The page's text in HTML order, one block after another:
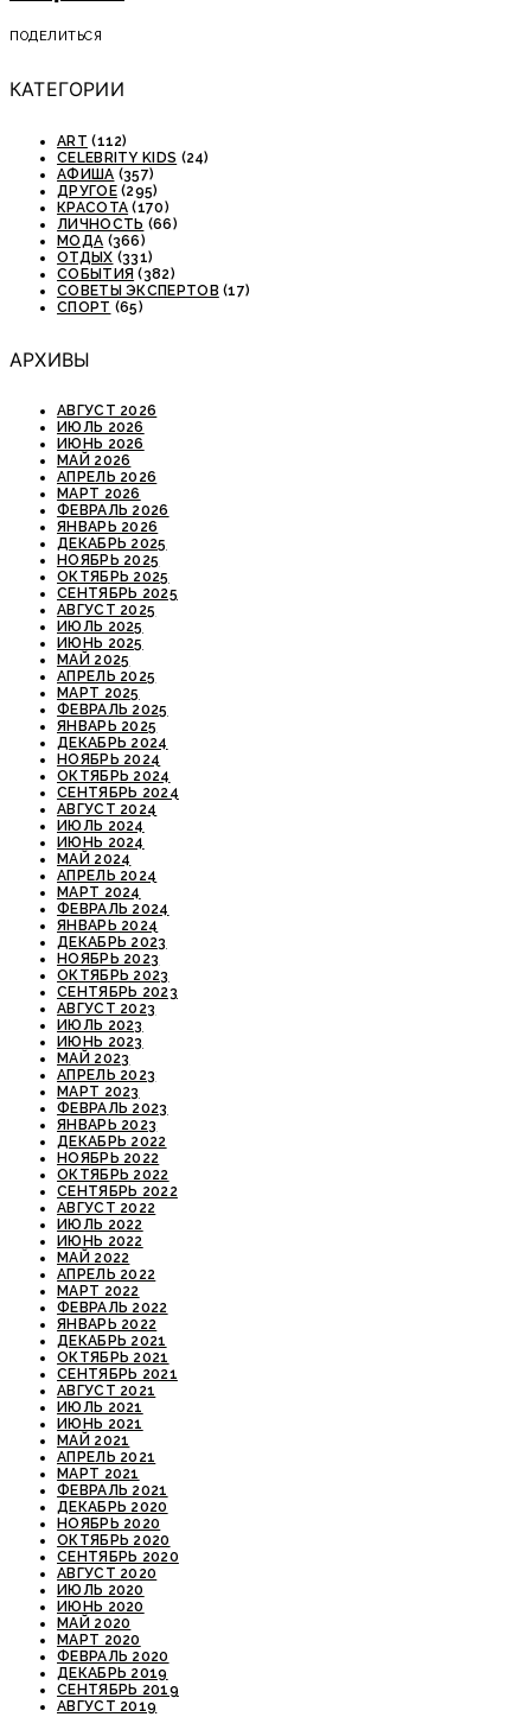
ПОДЕЛИТЬСЯ
КАТЕГОРИИ
ART (112)
CELEBRITY KIDS (24)
АФИША (357)
ДРУГОЕ(295)
КРАСОТА (170)
ЛИЧНОСТЬ (66)
МОДА (366)
ОТДЫХ (331)
СОБЫТИЯ (382)
СОВЕТЫ ЭКСПЕРТОВ (17)
СПОРТ (65)
АРХИВЫ
АВГУСТ 2026
ИЮЛЬ 2026
ИЮНЬ 2026
МАЙ 2026
АПРЕЛЬ 2026
МАРТ 2026
ФЕВРАЛЬ 2026
ЯНВАРЬ 2026
ДЕКАБРЬ 2025
НОЯБРЬ 2025
ОКТЯБРЬ 2025
СЕНТЯБРЬ 2025
АВГУСТ 2025
ИЮЛЬ 2025
ИЮНЬ 2025
МАЙ 2025
АПРЕЛЬ 2025
МАРТ 2025
ФЕВРАЛЬ 2025
ЯНВАРЬ 2025
ДЕКАБРЬ 2024
НОЯБРЬ 2024
ОКТЯБРЬ 2024
СЕНТЯБРЬ 2024
АВГУСТ 2024
ИЮЛЬ 2024
ИЮНЬ 2024
МАЙ 2024
АПРЕЛЬ 2024
МАРТ 2024
ФЕВРАЛЬ 2024
ЯНВАРЬ 2024
ДЕКАБРЬ 2023
НОЯБРЬ 2023
ОКТЯБРЬ 2023
СЕНТЯБРЬ 2023
АВГУСТ 2023
ИЮЛЬ 2023
ИЮНЬ 2023
МАЙ 2023
АПРЕЛЬ 2023
МАРТ 2023
ФЕВРАЛЬ 2023
ЯНВАРЬ 2023
ДЕКАБРЬ 2022
НОЯБРЬ 2022
ОКТЯБРЬ 2022
СЕНТЯБРЬ 2022
АВГУСТ 2022
ИЮЛЬ 2022
ИЮНЬ 2022
МАЙ 2022
АПРЕЛЬ 2022
МАРТ 2022
ФЕВРАЛЬ 2022
ЯНВАРЬ 2022
ДЕКАБРЬ 2021
ОКТЯБРЬ 2021
СЕНТЯБРЬ 2021
АВГУСТ 2021
ИЮЛЬ 2021
ИЮНЬ 2021
МАЙ 2021
АПРЕЛЬ 2021
МАРТ 2021
ФЕВРАЛЬ 2021
ДЕКАБРЬ 2020
НОЯБРЬ 2020
ОКТЯБРЬ 2020
СЕНТЯБРЬ 2020
АВГУСТ 2020
ИЮЛЬ 2020
ИЮНЬ 2020
МАЙ 2020
МАРТ 2020
ФЕВРАЛЬ 2020
ДЕКАБРЬ 2019
СЕНТЯБРЬ 2019
АВГУСТ 2019